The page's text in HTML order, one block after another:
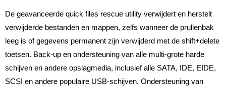
De geavanceerde quick files rescue utility verwijdert en herstelt
verwijderde bestanden en mappen, zelfs wanneer de prullenbak
leeg is of gegevens permanent zijn verwijderd met de shift+delete
toetsen. Back-up en ondersteuning van alle multi-grote harde
schijven en andere opslagmedia, inclusief alle SATA, IDE, EIDE,
SCSI en andere populaire USB-schijven. Ondersteuning van